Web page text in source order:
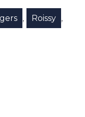
, Roissy ,